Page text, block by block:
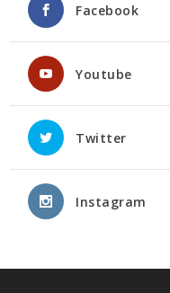
Facebook
Youtube
Twitter
Instagram